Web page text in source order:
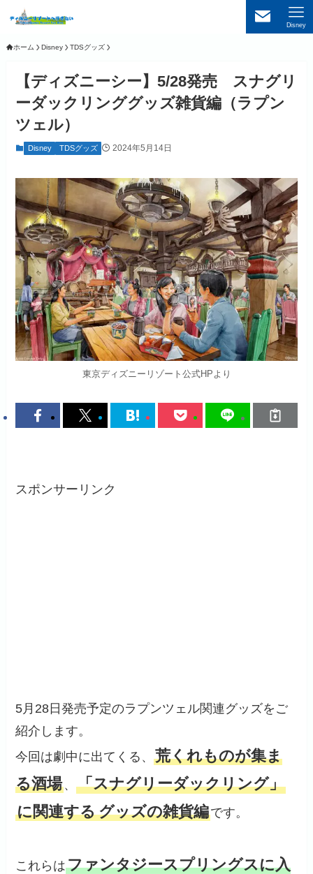
Disney
ホーム Disney TDSグッズ
【ディズニーシー】5/28発売 スナグリ
ーダックリンググッズ雑貨編（ラプン
ツェル）
Disney TDSグッズ 2024年5月14日
東京ディズニーリゾート公式HPより
スポンサーリンク
5月28日発売予定のラプンツェル関連グッズをご
紹介します。
今回は劇中に出てくる、荒くれものが集ま
る酒場、「スナグリーダックリング」
に関連するグッズの雑貨編です。
これらはファンタジースプリングスに入